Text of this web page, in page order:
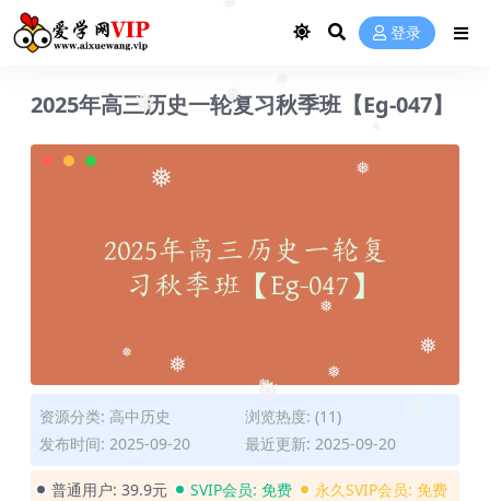
❅ ❅
❅
❅
❅
❅
登录
2025年高三历史一轮复习秋季班【Eg-047】
资源分类: 高中历史
浏览热度: (11)
发布时间: 2025-09-20
最近更新: 2025-09-20
普通用户: 39.9元 SVIP会员: 免费 永久SVIP会员: 免费